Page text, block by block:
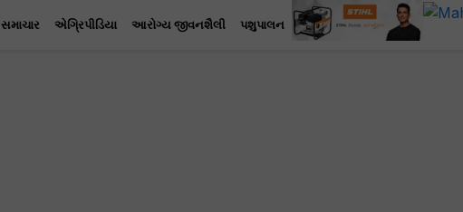
સમાચાર એગ્રિપીડિયા આરોગ્ય જીવનશૈલી પશુપાલન